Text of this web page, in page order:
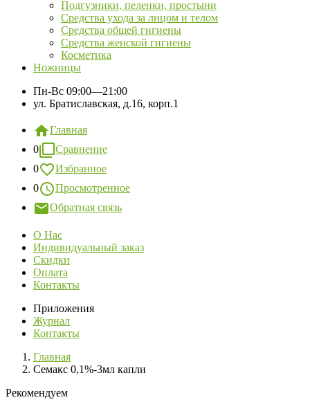
Подгузники, пеленки, простыни
Средства ухода за лицом и телом
Средства общей гигиены
Средства женской гигиены
Косметика
Ножницы
Пн-Вс 09:00—21:00
ул. Братиславская, д.16, корп.1
Главная
0
Сравнение
0
Избранное
0
Просмотренное
Обратная связь
О Нас
Индивидуальный заказ
Скидки
Оплата
Контакты
Приложения
Журнал
Контакты
Главная
Семакс 0,1%-3мл капли
Рекомендуем